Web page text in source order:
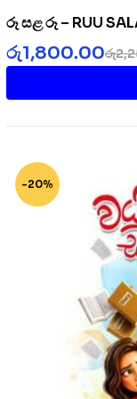
රූ සළ රූ – RUU
රු
රු1,800.00
-20%